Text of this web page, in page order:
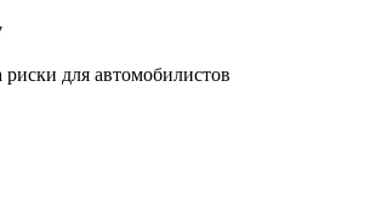
для автомобилистов